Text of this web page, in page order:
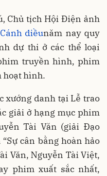
Chủ tịch Hội Điện ảnh
Cánh diềunăm nay quy
dự thi ở các thể loại
truyền hình, phim
hoạt hình.
xướng danh tại Lễ trao
giải ở hạng mục phim
Tài Văn (giải Đạo
cân bằng hoàn hảo
Văn, Nguyễn Tài Việt,
phim xuất sắc nhất,